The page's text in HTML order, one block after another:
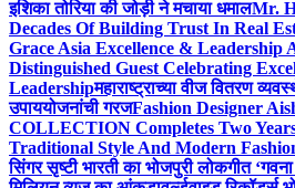
इशिका तोरिया की जोड़ी ने मचाया धमालMr.
Decades Of Building Trust In Real
Grace Asia Excellence & Leadership
Distinguished Guest Celebrating
Leadershipमहाराष्ट्राच्या वीज वितरण
उपाययोजनांची गरजFashion Designer
COLLECTION Completes Two
Traditional Style And Modern
सिंगर सृष्टी भारती का भोजपुरी लोकगीत